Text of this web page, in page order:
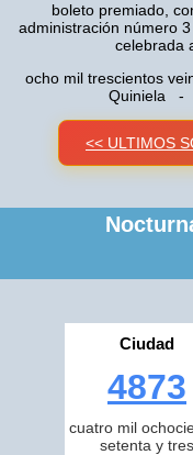
boleto premiado,
administración número
celebrada
ocho mil trescientos
Quiniela -
<< ULTIMOS
Ciudad
4873
cuatro mil
setenta y tres